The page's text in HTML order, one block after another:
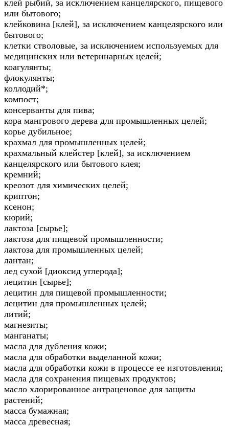
клей рыбий, за исключением канцелярского, пищевого
или бытового;
клейковина [клей], за исключением канцелярского или
бытового;
клетки стволовые, за исключением используемых для
медицинских или ветеринарных целей;
коагулянты;
флокулянты;
коллодий*;
компост;
консерванты для пива;
кора мангрового дерева для промышленных целей;
корье дубильное;
крахмал для промышленных целей;
крахмальный клейстер [клей], за исключением
канцелярского или бытового клея;
кремний;
креозот для химических целей;
криптон;
ксенон;
кюрий;
лактоза [сырье];
лактоза для пищевой промышленности;
лактоза для промышленных целей;
лантан;
лед сухой [диоксид углерода];
лецитин [сырье];
лецитин для пищевой промышленности;
лецитин для промышленных целей;
литий;
магнезиты;
манганаты;
масла для дубления кожи;
масла для обработки выделанной кожи;
масла для обработки кожи в процессе ее изготовления;
масла для сохранения пищевых продуктов;
масло хлорированное антраценовое для защиты
растений;
масса бумажная;
масса древесная;